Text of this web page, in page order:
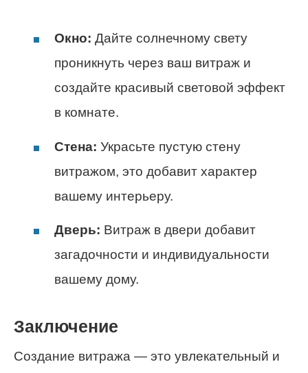
Окно: Дайте солнечному свету
проникнуть через ваш витраж и
создайте красивый световой эффект
в комнате.
Стена: Украсьте пустую стену
витражом, это добавит характер
вашему интерьеру.
Дверь: Витраж в двери добавит
загадочности и индивидуальности
вашему дому.
Заключение
Создание витража — это увлекательный и